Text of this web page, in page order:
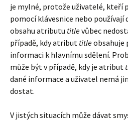
je mylné, protože uživatelé, kteří
pomocí klávesnice nebo používají
obsahu atributu titlevůbec
případě, kdy atribut titleobsahuje
informaci k hlavnímu sdělení.
může být v případě, kdy je atribut
dané informace a uživatel nemá
dostat.
V jistých situacích může dávat